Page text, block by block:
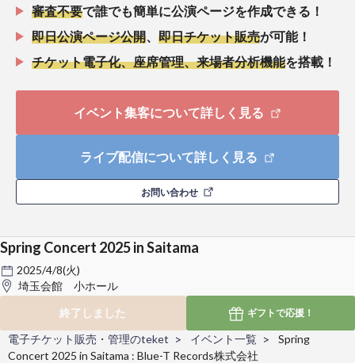
審査不要で誰でも簡単に公演ページを作成できる！
即日公演ページ公開
即日チケット販売が可能！
チケット電子化、座席管理、来場者分析機能を搭載！
イベント集客について詳しく見る
ライブ配信について詳しく見る
お問い合わせ
Spring Concert 2025 in Saitama
2025/4/8(火)
埼玉会館 小ホール
終了しました
ギフトで応援！
電子チケット販売・管理のteket イベント一覧
Spring
Concert 2025 in Saitama : Blue-T Records株式会社